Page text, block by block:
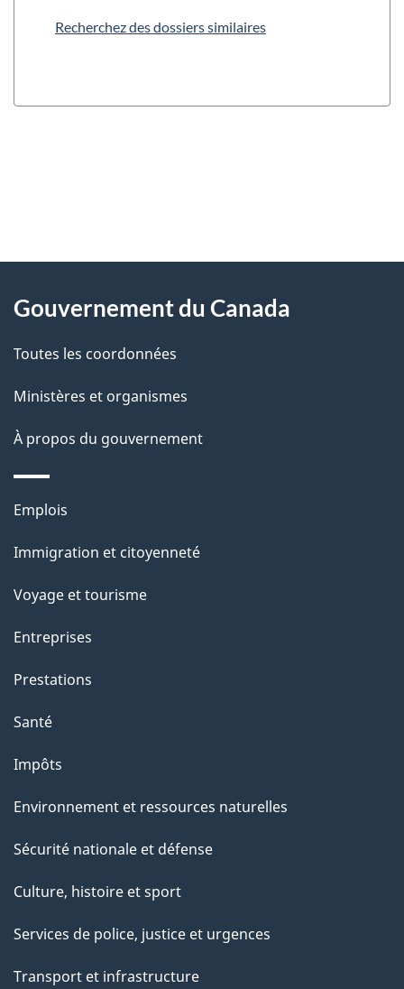
Recherchez des dossiers similaires
D
t
a
l
s
l
a
a
g
"
propos
ce
site
Gouvernement du Canada
Toutes les coordonnées
Ministères et organismes
À propos du gouvernement
Thèmes
sujets
Emplois
Immigration et citoyenneté
Voyage et tourisme
Entreprises
Prestations
Santé
Impôts
Environnement et ressources naturelles
Sécurité nationale et défense
Culture, histoire et sport
Services de police, justice et urgences
Transport et infrastructure